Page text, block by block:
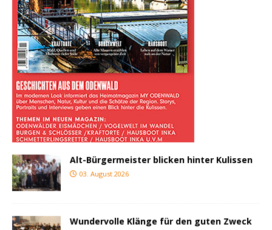
Alt-Bürgermeister blicken hinter Kulissen
03. August 2026
Wundervolle Klänge für den guten Zweck